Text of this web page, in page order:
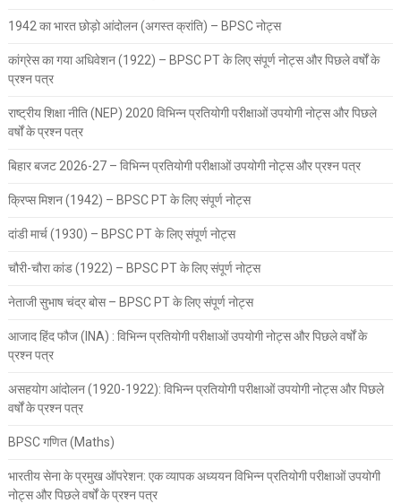
1942 का भारत छोड़ो आंदोलन (अगस्त क्रांति) – BPSC नोट्स
कांग्रेस का गया अधिवेशन (1922) – BPSC PT के लिए संपूर्ण नोट्स और पिछले वर्षों के
प्रश्न पत्र
राष्ट्रीय शिक्षा नीति (NEP) 2020 विभिन्न प्रतियोगी परीक्षाओं उपयोगी नोट्स और पिछले
वर्षों के प्रश्न पत्र
बिहार बजट 2026-27 – विभिन्न प्रतियोगी परीक्षाओं उपयोगी नोट्स और प्रश्न पत्र
क्रिप्स मिशन (1942) – BPSC PT के लिए संपूर्ण नोट्स
दांडी मार्च (1930) – BPSC PT के लिए संपूर्ण नोट्स
चौरी-चौरा कांड (1922) – BPSC PT के लिए संपूर्ण नोट्स
नेताजी सुभाष चंद्र बोस – BPSC PT के लिए संपूर्ण नोट्स
आजाद हिंद फौज (INA) : विभिन्न प्रतियोगी परीक्षाओं उपयोगी नोट्स और पिछले वर्षों के
प्रश्न पत्र
असहयोग आंदोलन (1920-1922): विभिन्न प्रतियोगी परीक्षाओं उपयोगी नोट्स और पिछले
वर्षों के प्रश्न पत्र
BPSC गणित (Maths)
भारतीय सेना के प्रमुख ऑपरेशन: एक व्यापक अध्ययन विभिन्न प्रतियोगी परीक्षाओं उपयोगी
नोट्स और पिछले वर्षों के प्रश्न पत्र